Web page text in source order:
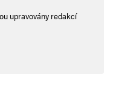
upravovány redakcí